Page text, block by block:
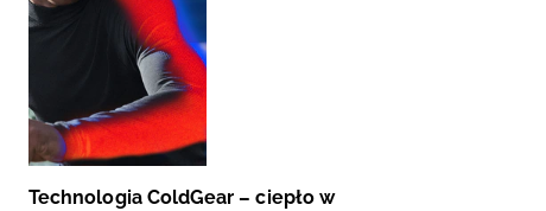
Technologia ColdGear – ciepło w